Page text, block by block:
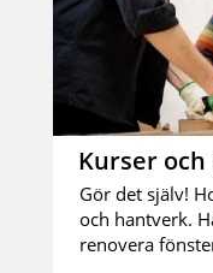
Kurser
Gör det själv!
och hantverk.
renovera